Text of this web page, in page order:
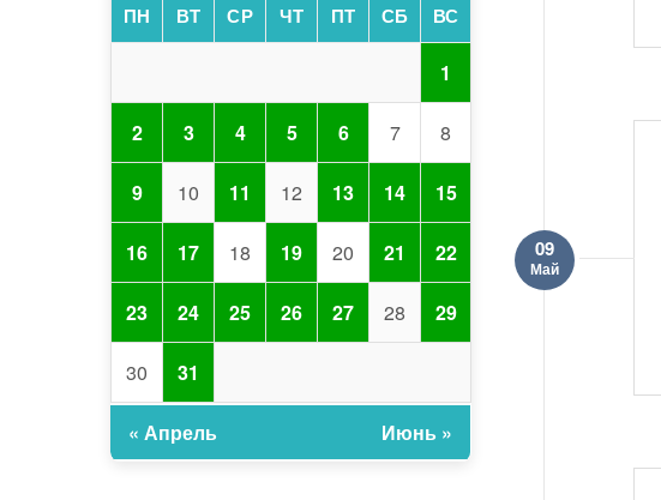
09
Май
ПН ВТ СР ЧТ ПТ СБ ВС
1
2 3 4 5 6 7 8
9 10 11 12 13 14 15
16 17 18 19 20 21 22
23 24 25 26 27 28 29
30 31
« Апрель Июнь »